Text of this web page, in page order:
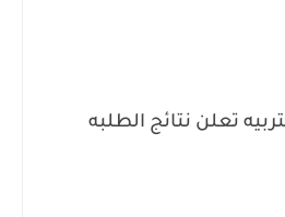
تعلن نتائج الطلبه